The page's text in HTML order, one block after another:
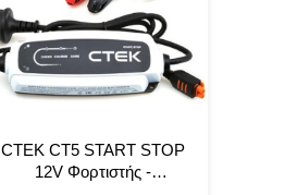
CTEK CT5 START STOP
12V Φορτιστής -